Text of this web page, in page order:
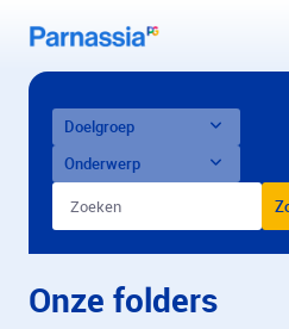
Overslaan en naar hoofdinhoud
Doelgroep
Onderwerp
Zoekbalk
Onze folders